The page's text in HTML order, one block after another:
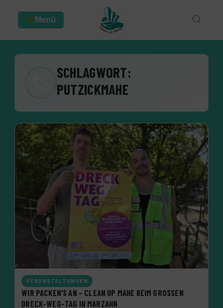
Menü
SCHLAGWORT:
PUTZICKMAHE
VERANSTALTUNGEN
WIR PACKEN’S AN – CLEAN UP MAHE BEIM GROSSEN D
RECK-WEG-TAG IN MARZAHN